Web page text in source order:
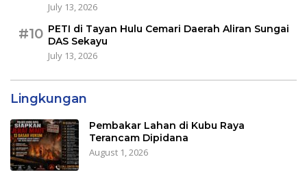
July 13, 2026
#10 PETI di Tayan Hulu Cemari Daerah Aliran Sungai
DAS Sekayu
July 13, 2026
Lingkungan
Pembakar Lahan di Kubu Raya
Terancam Dipidana
August 1, 2026